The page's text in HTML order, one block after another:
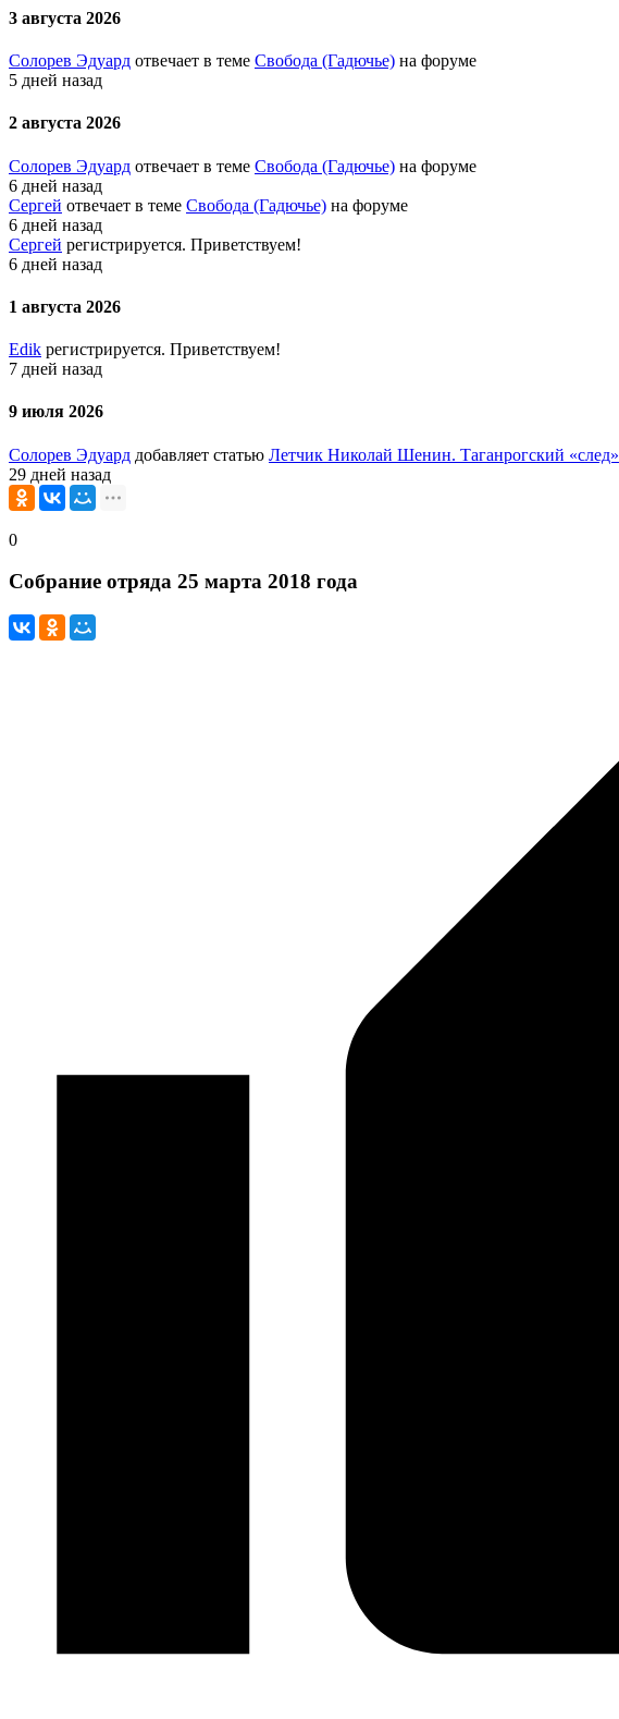
3 августа 2026
Солорев Эдуард отвечает в теме Свобода (Гадючье) на форуме
5 дней назад
2 августа 2026
Солорев Эдуард отвечает в теме Свобода (Гадючье) на форуме
6 дней назад
Сергей отвечает в теме Свобода (Гадючье) на форуме
6 дней назад
Сергей регистрируется. Приветствуем!
6 дней назад
1 августа 2026
Edik регистрируется. Приветствуем!
7 дней назад
9 июля 2026
Солорев Эдуард добавляет статью Летчик Николай Шенин. Таганрогский «след»
29 дней назад
0
Собрание отряда 25 марта 2018 года